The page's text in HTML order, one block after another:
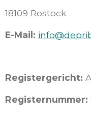
18109 Rostock
E-Mail:
Registergericht:
Registernummer: